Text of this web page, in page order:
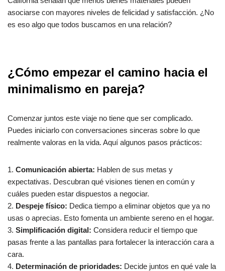
asociarse con mayores niveles de felicidad y satisfacción. ¿No
es eso algo que todos buscamos en una relación?
¿Cómo empezar el camino hacia el
minimalismo en pareja?
Comenzar juntos este viaje no tiene que ser complicado.
Puedes iniciarlo con conversaciones sinceras sobre lo que
realmente valoras en la vida. Aquí algunos pasos prácticos:
1. Comunicación abierta: Hablen de sus metas y
expectativas. Descubran qué visiones tienen en común y
cuáles pueden estar dispuestos a negociar.
2. Despeje físico: Dedica tiempo a eliminar objetos que ya no
usas o aprecias. Esto fomenta un ambiente sereno en el hogar.
3. Simplificación digital: Considera reducir el tiempo que
pasas frente a las pantallas para fortalecer la interacción cara a
cara.
4. Determinación de prioridades: Decide juntos en qué vale la